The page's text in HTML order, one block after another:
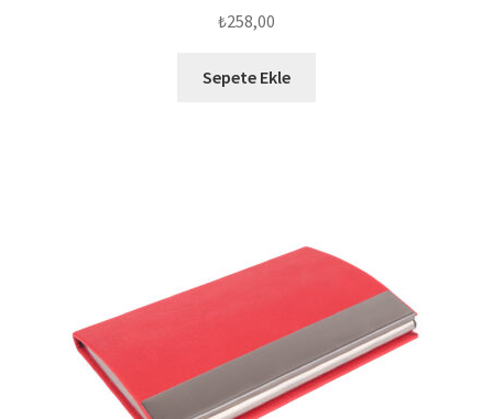
₺258,00
Sepete Ekle